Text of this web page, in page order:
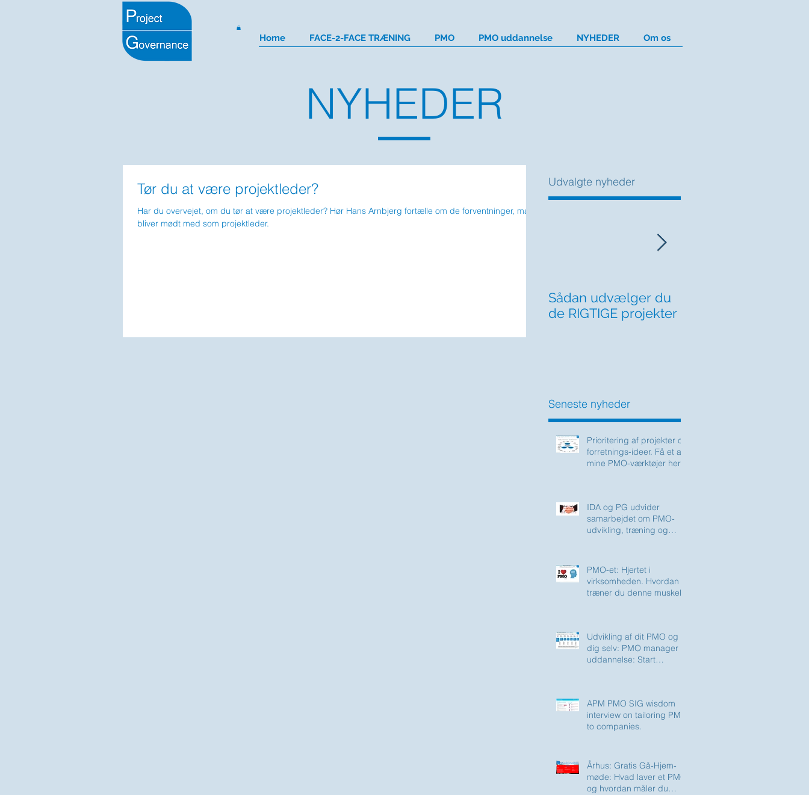
Home FACE-2-FACE TRÆNING PMO PMO uddannelse NYHEDER Om os
NYHEDER
Tør du at være projektleder?
Har du overvejet, om du tør at være projektleder? Hør Hans Arnbjerg fortælle om de forventninger, man
bliver mødt med som projektleder.
Udvalgte nyheder
Sådan udvælger du
de RIGTIGE projekter
Seneste nyheder
Prioritering af projekter og
forretnings-ideer. Få et af
mine PMO-værktøjer her
IDA og PG udvider
samarbejdet om PMO-
udvikling, træning og
PMO-et: Hjertet i
virksomheden. Hvordan
træner du denne muskel?
Udvikling af dit PMO og
dig selv: PMO manager
uddannelse: Start
APM PMO SIG wisdom
interview on tailoring PMO
to companies.
Århus: Gratis Gå-Hjem-
møde: Hvad laver et PMO
og hvordan måler du